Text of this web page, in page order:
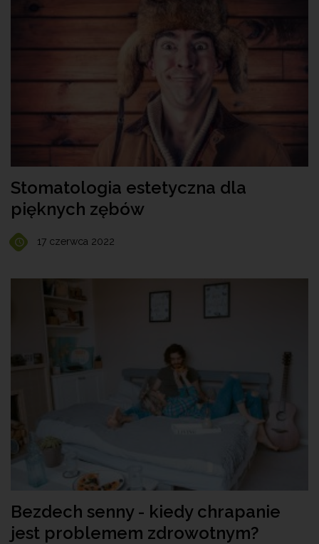
Stomatologia estetyczna dla
pięknych zębów
17 czerwca 2022
Bezdech senny - kiedy chrapanie
jest problemem zdrowotnym?